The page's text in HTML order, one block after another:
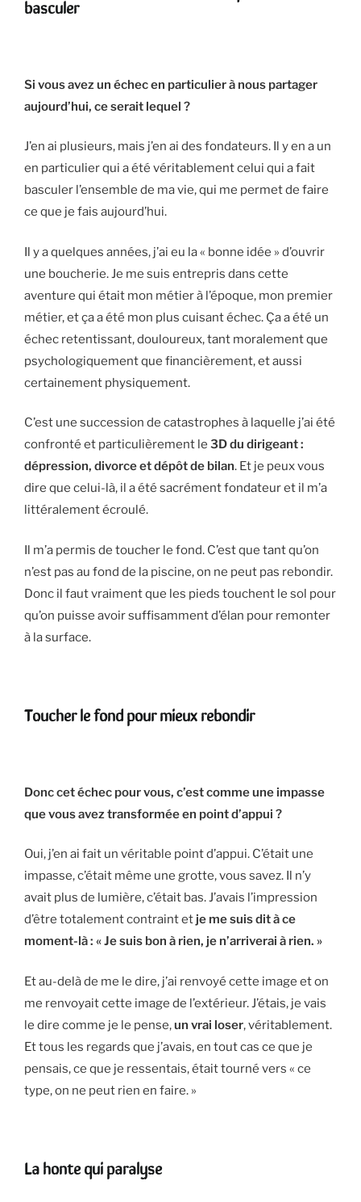
basculer
Si vous avez un échec en particulier à nous partager
aujourd’hui, ce serait lequel ?
J’en ai plusieurs, mais j’en ai des fondateurs. Il y en a un
en particulier qui a été véritablement celui qui a fait
basculer l’ensemble de ma vie, qui me permet de faire
ce que je fais aujourd’hui.
Il y a quelques années, j’ai eu la « bonne idée » d’ouvrir
une boucherie. Je me suis entrepris dans cette
aventure qui était mon métier à l’époque, mon premier
métier, et ça a été mon plus cuisant échec. Ça a été un
échec retentissant, douloureux, tant moralement que
psychologiquement que financièrement, et aussi
certainement physiquement.
C’est une succession de catastrophes à laquelle j’ai été
confronté et particulièrement le 3D du dirigeant :
dépression, divorce et dépôt de bilan. Et je peux vous
dire que celui-là, il a été sacrément fondateur et il m’a
littéralement écroulé.
Il m’a permis de toucher le fond. C’est que tant qu’on
n’est pas au fond de la piscine, on ne peut pas rebondir.
Donc il faut vraiment que les pieds touchent le sol pour
qu’on puisse avoir suffisamment d’élan pour remonter
à la surface.
Toucher le fond pour mieux rebondir
Donc cet échec pour vous, c’est comme une impasse
que vous avez transformée en point d’appui ?
Oui, j’en ai fait un véritable point d’appui. C’était une
impasse, c’était même une grotte, vous savez. Il n’y
avait plus de lumière, c’était bas. J’avais l’impression
d’être totalement contraint et je me suis dit à ce
moment-là : « Je suis bon à rien, je n’arriverai à rien. »
Et au-delà de me le dire, j’ai renvoyé cette image et on
me renvoyait cette image de l’extérieur. J’étais, je vais
le dire comme je le pense,un vrai loser, véritablement.
Et tous les regards que j’avais, en tout cas ce que je
pensais, ce que je ressentais, était tourné vers « ce
type, on ne peut rien en faire. »
La honte qui paralyse